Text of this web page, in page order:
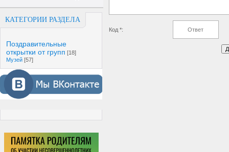
КАТЕГОРИИ РАЗДЕЛА
Поздравительные
открытки от групп [18]
Музей [57]
Код *: